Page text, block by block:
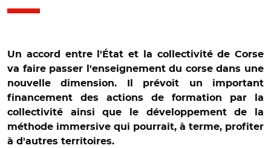
Un accord entre l'État et la collectivité de Corse
va faire passer l'enseignement du corse dans une
nouvelle dimension. Il prévoit un important
financement des actions de formation par la
collectivité ainsi que le développement de la
méthode immersive qui pourrait, à terme, profiter
à d'autres territoires.